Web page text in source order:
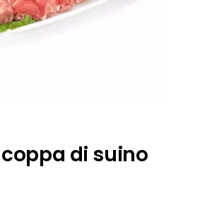
di suino